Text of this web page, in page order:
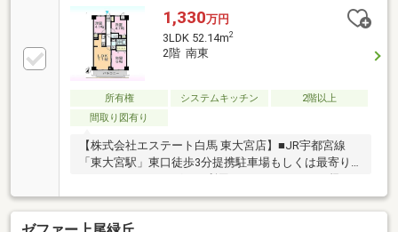
1,330万円
3LDK 52.14m2
2階 南東
所有権 システムキッチン
2階以上
間取り図有り
【株式会社エステート白馬 東大宮店】■JR宇都宮線
「東大宮駅」東口徒歩3分提携駐車場もしくは最寄り
の際に清算させていただきます。■SUUMO住みたい町
ランキング上位の大宮も勿論のこと、周辺各沿線の物